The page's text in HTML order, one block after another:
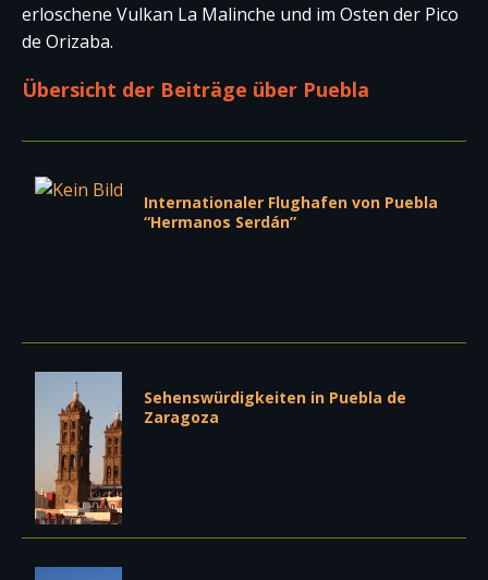
erloschene Vulkan La Malinche und im Osten der Pico
de Orizaba.
Übersicht der Beiträge über Puebla
Internationaler Flughafen von Puebla
“Hermanos Serdán”
Sehenswürdigkeiten in Puebla de
Zaragoza